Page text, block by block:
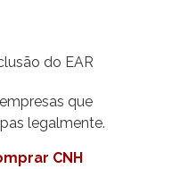
do EAR
que
legalmente.
CNH